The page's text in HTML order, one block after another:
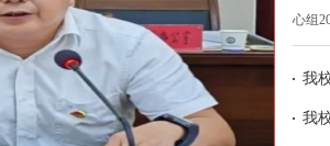
心组
我
我